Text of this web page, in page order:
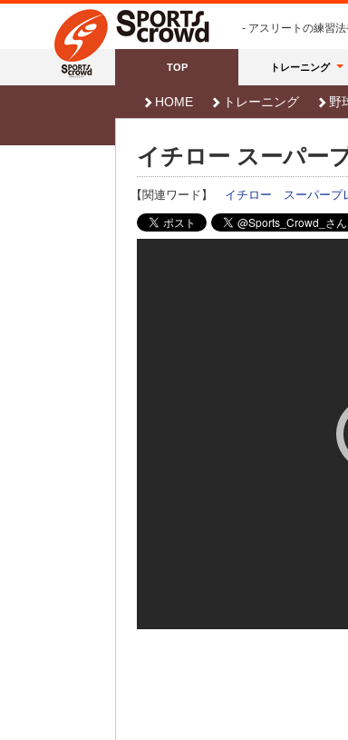
- アスリートの練習
TOP トレーニング
HOME トレーニング 野
イチロー スーパー
【関連ワード】 イチロー スーパープ